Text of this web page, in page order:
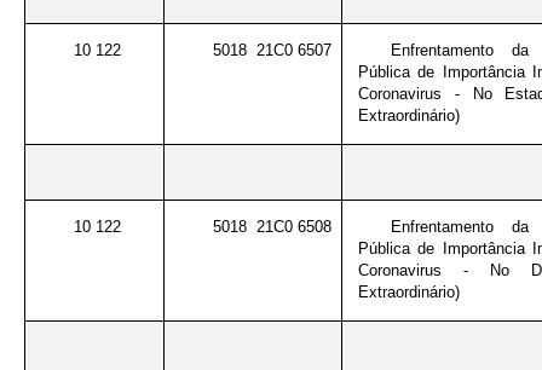
10 122 5018 21C0 6507
Enfrentamento
Pública de Importância
Coronavirus - No
Extraordinário)
10 122 5018 21C0 6508
Enfrentamento
Pública de Importância
Coronavirus - No
Extraordinário)